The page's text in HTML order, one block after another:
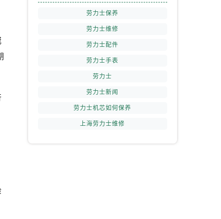
劳力士保养
劳力士维修
劳力士配件
劳力士手表
劳力士
劳力士新闻
劳力士机芯如何保养
上海劳力士维修